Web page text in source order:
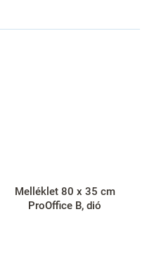
Melléklet 80 x 35 cm
ProOffice B, dió